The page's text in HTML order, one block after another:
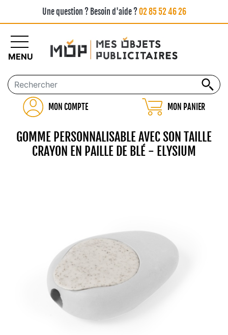
Une question ? Besoin d'aide ?02 85 52 46 26
MON COMPTE MON PANIER
MENU
GOMME PERSONNALISABLE AVEC SON TAILLE
CRAYON EN PAILLE DE BLÉ - ELYSIUM